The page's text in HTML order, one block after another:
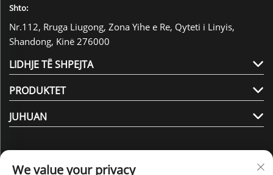
Shto:
Nr.112, Rruga Liugong, Zona Yihe e Re, Qyteti i Linyis,
Shandong, Kinë 276000
LIDHJE TË SHPEJTA
PRODUKTET
JUHUAN
We value your privacy